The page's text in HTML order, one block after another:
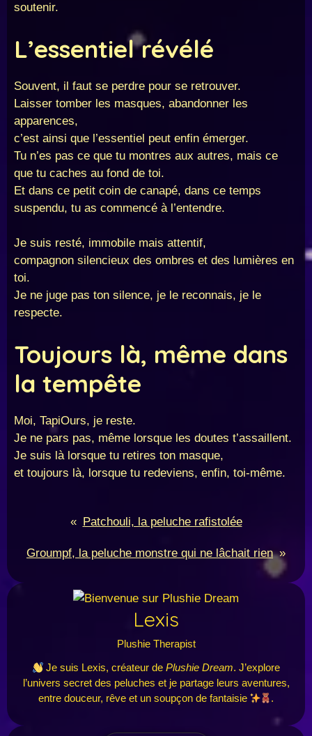
soutenir.
L’essentiel révélé
Souvent, il faut se perdre pour se retrouver.
Laisser tomber les masques, abandonner les
apparences,
c’est ainsi que l’essentiel peut enfin émerger.
Tu n’es pas ce que tu montres aux autres, mais ce
que tu caches au fond de toi.
Et dans ce petit coin de canapé, dans ce temps
suspendu, tu as commencé à l’entendre.
Je suis resté, immobile mais attentif,
compagnon silencieux des ombres et des lumières en
toi.
Je ne juge pas ton silence, je le reconnais, je le
respecte.
Toujours là, même dans
la tempête
Moi, TapiOurs, je reste.
Je ne pars pas, même lorsque les doutes t’assaillent.
Je suis là lorsque tu retires ton masque,
et toujours là, lorsque tu redeviens, enfin, toi-même.
« Patchouli, la peluche rafistolée
Groumpf, la peluche monstre qui ne lâchait rien »
Lexis
Plushie Therapist
Je suis Lexis, créateur de Plushie Dream. J’explore
l’univers secret des peluches et je partage leurs aventures,
entre douceur, rêve et un soupçon de fantaisie
.